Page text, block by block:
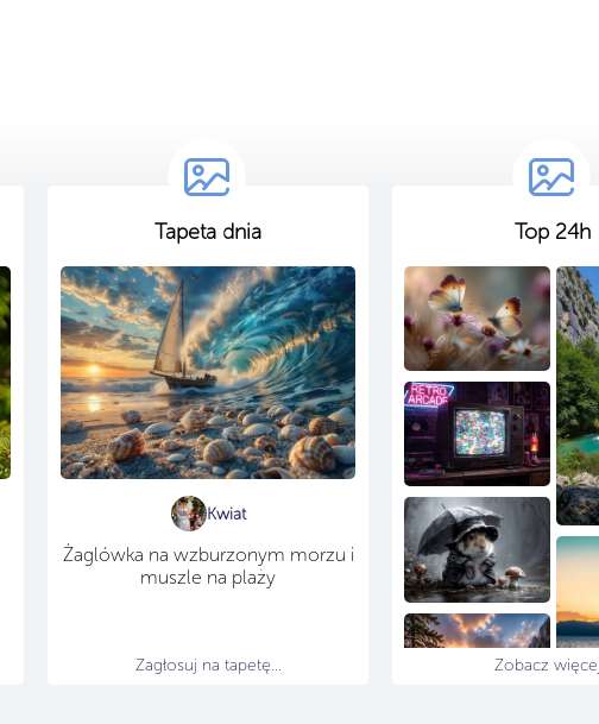
Tapeta dnia
Kwiat
Żaglówka na wzburzonym morzu i
muszle na plaży
Zagłosuj na tapetę...
Top 24h
Zobacz